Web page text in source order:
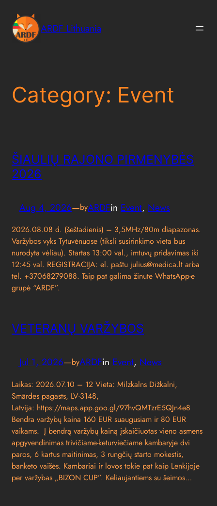
Skip
content
ARDF Lithuania
Category: Event
ŠIAULIŲ RAJONO PIRMENYBĖS
2026
Aug 4, 2026—byARDFin Event, News
2026.08.08 d. (šeštadienis) – 3,5MHz/80m diapazonas.
Varžybos vyks Tytuvėnuose (tiksli susirinkimo vieta bus
nurodyta vėliau). Startas 13:00 val., imtuvų pridavimas iki
12:45 val. REGISTRACIJA: el. paštu julius@medica.lt arba
tel. +37068279088. Taip pat galima žinute WhatsApp-e
grupė “ARDF”.
VETERANŲ VARŽYBOS
Jul 1, 2026—byARDFin Event, News
Laikas: 2026.07.10 – 12 Vieta: Milzkalns Dižkalni,
Smārdes pagasts, LV-3148,
Latvija: https://maps.app.goo.gl/97hvQMTzrE5QJn4e8
Bendra varžybų kaina 160 EUR suaugusiam ir 80 EUR
vaikams. Į bendrą varžybų kainą įskaičiuotas vieno asmens
apgyvendinimas trivičiame-keturviečiame kambaryje dvi
paros, 6 kartus maitinimas, 3 rungčių starto mokestis,
banketo vaišės. Kambariai ir lovos tokie pat kaip Lenkijoje
per varžybas „BIZON CUP”. Keliaujantiems su šeimos…